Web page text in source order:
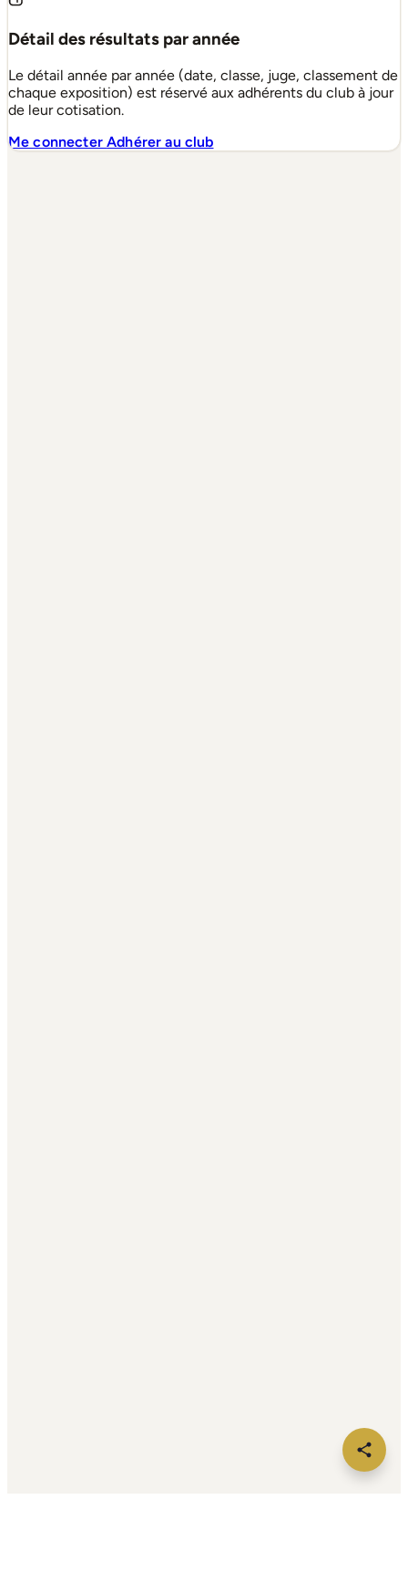
Détail des résultats par année
Le détail année par année (date, classe, juge, classement de
chaque exposition) est réservé aux adhérents du club à jour
de leur cotisation.
Me connecterAdhérer au club